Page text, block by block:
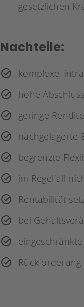
gesetzlichen
Nachteile:
komplexe,
hohe
geringe
nachgelagerte
begrenzte
im Regelfall
Rentabilität
bei
Rückforderung